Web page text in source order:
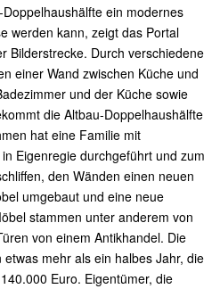
ein modernes
werden kann, zeigt das Portal
Bilderstrecke. Durch verschiedene
einer Wand zwischen Küche und
und der Küche sowie
die Altbau-Doppelhaushälfte
hat eine Familie mit
Eigenregie durchgeführt und zum
den Wänden einen neuen
umgebaut und eine neue
stammen unter anderem von
von einem Antikhandel. Die
mehr als ein halbes Jahr, die
Euro. Eigentümer, die